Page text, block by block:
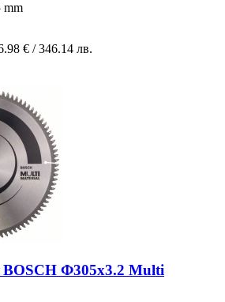
mm
€ / 346.14 лв.
Ф305х3.2 Multi